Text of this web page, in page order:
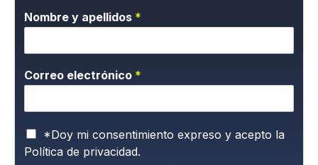
Nombre y apellidos *
Correo electrónico *
P
o
*Doy mi consentimiento expreso y acepto la
Política de privacidad.